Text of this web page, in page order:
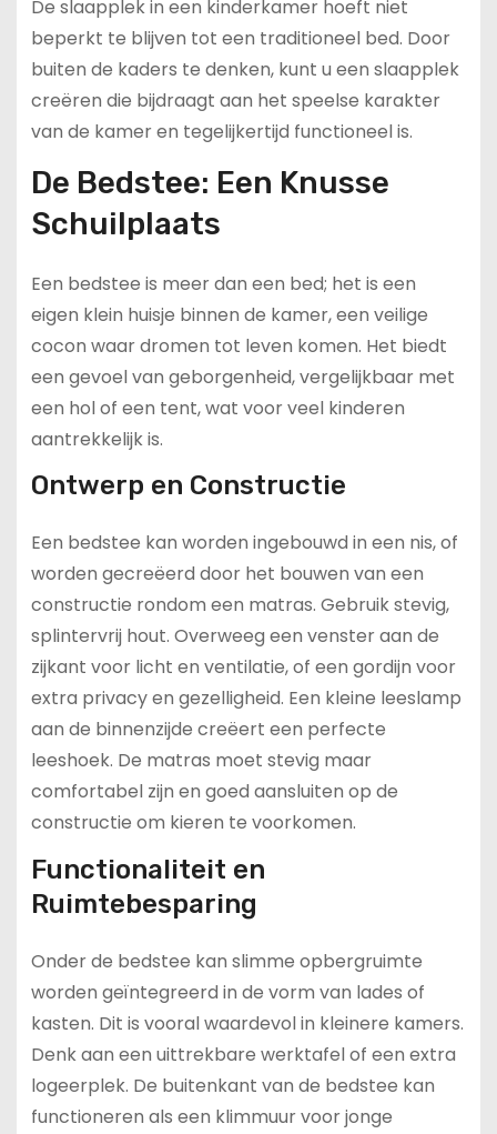
De slaapplek in een kinderkamer hoeft niet
beperkt te blijven tot een traditioneel bed. Door
buiten de kaders te denken, kunt u een slaapplek
creëren die bijdraagt aan het speelse karakter
van de kamer en tegelijkertijd functioneel is.
De Bedstee: Een Knusse
Schuilplaats
Een bedstee is meer dan een bed; het is een
eigen klein huisje binnen de kamer, een veilige
cocon waar dromen tot leven komen. Het biedt
een gevoel van geborgenheid, vergelijkbaar met
een hol of een tent, wat voor veel kinderen
aantrekkelijk is.
Ontwerp en Constructie
Een bedstee kan worden ingebouwd in een nis, of
worden gecreëerd door het bouwen van een
constructie rondom een matras. Gebruik stevig,
splintervrij hout. Overweeg een venster aan de
zijkant voor licht en ventilatie, of een gordijn voor
extra privacy en gezelligheid. Een kleine leeslamp
aan de binnenzijde creëert een perfecte
leeshoek. De matras moet stevig maar
comfortabel zijn en goed aansluiten op de
constructie om kieren te voorkomen.
Functionaliteit en
Ruimtebesparing
Onder de bedstee kan slimme opbergruimte
worden geïntegreerd in de vorm van lades of
kasten. Dit is vooral waardevol in kleinere kamers.
Denk aan een uittrekbare werktafel of een extra
logeerplek. De buitenkant van de bedstee kan
functioneren als een klimmuur voor jonge